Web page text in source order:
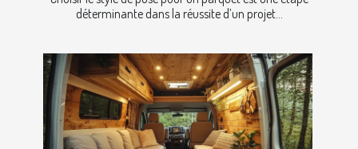
déterminante dans la réussite d’un projet...